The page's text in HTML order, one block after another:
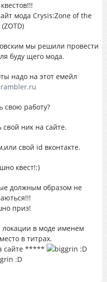
мода Crysis:Zone of the
мы решили провести
буду щего мода.
надо на этот емейл
свою работу?
ник на сайте.
свой id вконтакте.
квест!:)
должным образом не
приз!
локации в моде именем
в титрах.
сайте *****
:D
:D